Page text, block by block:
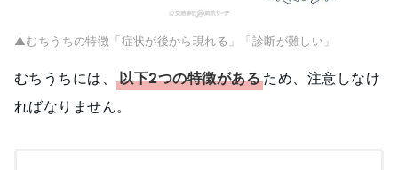
▲むちうちの特徴「症状が後から現れる」「診断が難しい」
むちうちには、以下2つの特徴があるため、注意しなけ
ればなりません。